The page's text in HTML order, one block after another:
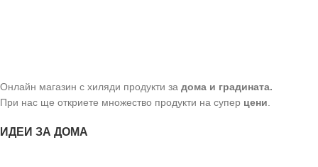
Онлайн магазин с хиляди продукти за дома и градината.
При нас ще откриете множество продукти на супер цени
ИДЕИ ЗА ДОМА